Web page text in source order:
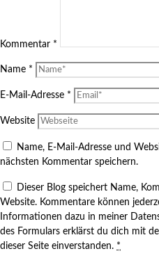
Kommentar *
Name *
E-Mail-Adresse *
Website
Name, E-Mail-Adresse und
nächsten Kommentar speichern.
Dieser Blog speichert Name,
Website. Kommentare können
Informationen dazu in meiner
des Formulars erklärst du dich mit
dieser Seite einverstanden. *